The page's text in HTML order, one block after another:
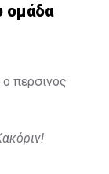
ομάδα
περσινός